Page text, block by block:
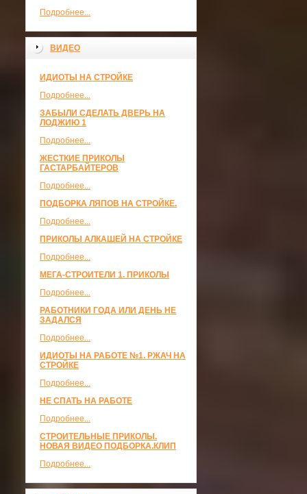
Подробнее...
ВИДЕО
ИДИОТЫ НА СТРОЙКЕ
Подробнее...
ЗАБЫЛИ СДЕЛАТЬ ДВЕРЬ НА
ЛОДЖИЮ 1
Подробнее...
ЖЕСТКИЕ ПРИКОЛЫ
ГАСТАРБАЙТЕРОВ
Подробнее...
ПОДБОРКА ЛЯПОВ НА СТРОЙКЕ.
Подробнее...
ПРИКОЛЫ АЛКАШЕЙ НА СТРОЙКЕ
Подробнее...
МЕГА-СТРОИТЕЛИ 1. ПРИКОЛЫ
Подробнее...
РАБОТНИКИ ГОДА ИЛИ ДЕНЬ НЕ
ЗАДАЛСЯ
Подробнее...
ИДИОТЫ НА РАБОТЕ №1. РЖАЧ НА
СТРОЙКЕ
Подробнее...
НЕ СПАТЬ НА РАБОТЕ
Подробнее...
СТРОИТЕЛЬНЫЕ ПРИКОЛЫ.
НОВАЯ ВИДЕО ПОДБОРКА.КЛИП
Подробнее...